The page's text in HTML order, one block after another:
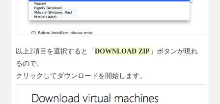
以上2項目を選択すると「DOWNLOAD ZIP 」ボタンが現れ
るので、
クリックしてダウンロードを開始します。